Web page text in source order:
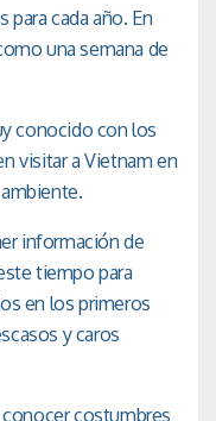
para cada año. En
una semana de
conocido con los
visitar a Vietnam en
información de
tiempo para
en los primeros
y caros
costumbres